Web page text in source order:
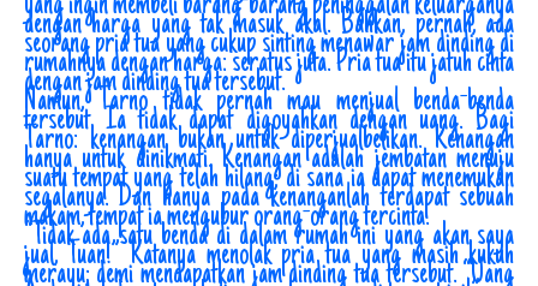
dengan harga yang tak masuk akal. Bahkan, pernah, ada
seorang pria tua yang cukup sinting menawar jam dinding di
rumahnya dengan harga: seratus juta. Pria tua itu jatuh cinta
dengan jam dinding tua tersebut.
Namun, Tarno tidak pernah mau menjual benda-benda
tersebut. Ia tidak dapat digoyahkan dengan uang. Bagi
Tarno: kenangan bukan untuk diperjualbelikan. Kenangan
hanya untuk dinikmati. Kenangan adalah jembatan menuju
suatu tempat yang telah hilang; di sana ia dapat menemukan
segalanya. Dan hanya pada kenanganlah terdapat sebuah
makam, tempat ia mengubur orang-orang tercinta.
“Tidak ada satu benda di dalam rumah ini yang akan saya
jual, Tuan!” Katanya menolak pria tua yang masih kukuh
merayu; demi mendapatkan jam dinding tua tersebut. “Uang